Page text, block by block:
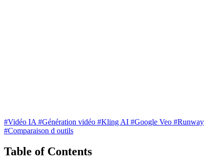
#Vidéo IA #Génération vidéo #Kling AI #Google Veo #Runway
#Comparaison d outils
Table of Contents